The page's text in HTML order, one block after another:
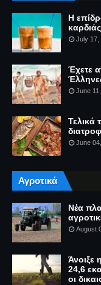
Η
July 17,
Έχετε
June
Τελικά
June
Αγροτικά
Νέα
August
Άνοιξε
24,6
οι